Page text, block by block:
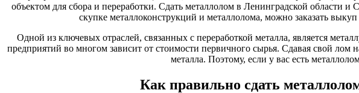
объектом для сбора и переработки. Сдать металлолом в Ленинградской
скупке металлоконструкций и металлолома, можно заказать
Одной из ключевых отраслей, связанных с переработкой металла, является
предприятий во многом зависит от стоимости первичного сырья. Сдавая свой лом
металла. Поэтому, если у вас есть
Как правильно сдать